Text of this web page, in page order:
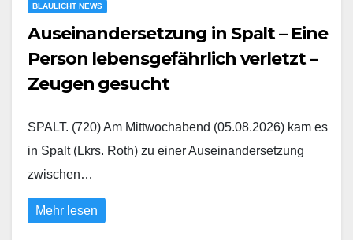
BLAULICHT NEWS
Auseinandersetzung in Spalt – Eine
Person lebensgefährlich verletzt –
Zeugen gesucht
SPALT. (720) Am Mittwochabend (05.08.2026) kam es
in Spalt (Lkrs. Roth) zu einer Auseinandersetzung
zwischen…
Mehr lesen